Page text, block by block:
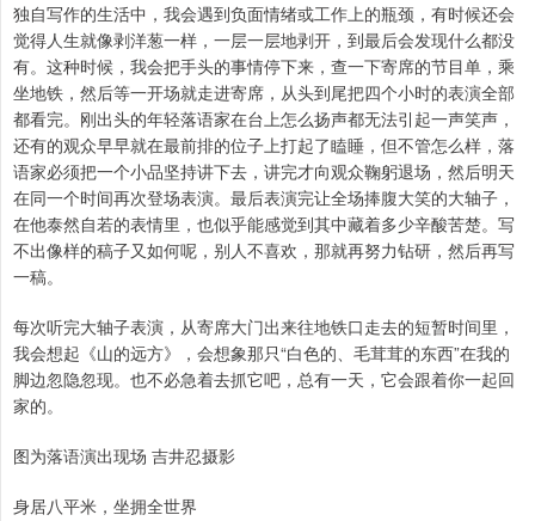
独自写作的生活中，我会遇到负面情绪或工作上的瓶颈，有时候还会
觉得人生就像剥洋葱一样，一层一层地剥开，到最后会发现什么都没
有。这种时候，我会把手头的事情停下来，查一下寄席的节目单，乘
坐地铁，然后等一开场就走进寄席，从头到尾把四个小时的表演全部
都看完。刚出头的年轻落语家在台上怎么扬声都无法引起一声笑声，
还有的观众早早就在最前排的位子上打起了瞌睡，但不管怎么样，落
语家必须把一个小品坚持讲下去，讲完才向观众鞠躬退场，然后明天
在同一个时间再次登场表演。最后表演完让全场捧腹大笑的大轴子，
在他泰然自若的表情里，也似乎能感觉到其中藏着多少辛酸苦楚。写
不出像样的稿子又如何呢，别人不喜欢，那就再努力钻研，然后再写
一稿。
每次听完大轴子表演，从寄席大门出来往地铁口走去的短暂时间里，
我会想起《山的远方》，会想象那只“白色的、毛茸茸的东西”在我的
脚边忽隐忽现。也不必急着去抓它吧，总有一天，它会跟着你一起回
家的。
图为落语演出现场 吉井忍摄影
身居八平米，坐拥全世界